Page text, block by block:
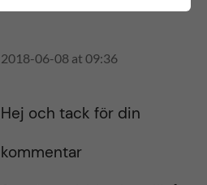
2018-06-08 at 09:36
Hej och tack för din
kommentar